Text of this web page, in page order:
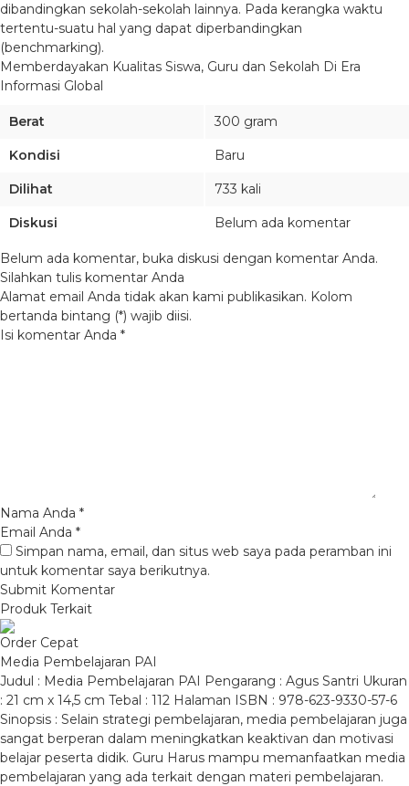
dibandingkan sekolah-sekolah lainnya. Pada kerangka waktu
tertentu-suatu hal yang dapat diperbandingkan
(benchmarking).
Memberdayakan Kualitas Siswa, Guru dan Sekolah Di Era
Informasi Global
Berat 300 gram
Kondisi Baru
Dilihat 733 kali
Diskusi Belum ada komentar
Belum ada komentar, buka diskusi dengan komentar Anda.
Silahkan tulis komentar Anda
Alamat email Anda tidak akan kami publikasikan. Kolom
bertanda bintang (*) wajib diisi.
Isi komentar Anda *
Nama Anda *
Email Anda *
Simpan nama, email, dan situs web saya pada peramban ini
untuk komentar saya berikutnya.
Produk Terkait
Order Cepat
Media Pembelajaran PAI
Judul : Media Pembelajaran PAI Pengarang : Agus Santri Ukuran
: 21 cm x 14,5 cm Tebal : 112 Halaman ISBN : 978-623-9330-57-6
Sinopsis : Selain strategi pembelajaran, media pembelajaran juga
sangat berperan dalam meningkatkan keaktivan dan motivasi
belajar peserta didik. Guru Harus mampu memanfaatkan media
pembelajaran yang ada terkait dengan materi pembelajaran.